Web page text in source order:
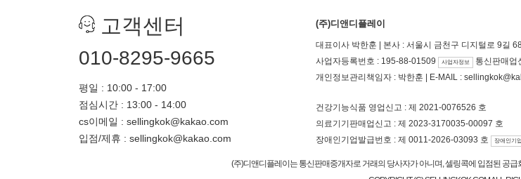
고객센터
010-8295-9665
평일 : 10:00 - 17:00
점심시간 : 13:00 - 14:00
cs이메일 : sellingkok@kakao.com
입점/제휴 : sellingkok@kakao.com
(주)디앤디플레이
대표이사 박한훈 | 본사 : 서울시 금천구 디지털로 9길
사업자등록번호 : 195-88-01509
사업자정보
통신판매업
개인정보관리책임자 : 박한훈 | E-MAIL :
건강기능식품 영업신고 : 제 2021-0076526 호
의료기기판매업신고 : 제 2023-3170035-00097 호
장애인기업발급번호 : 제 0011-2026-03093 호
장애인기
(주)디앤디플레이는 통신판매중개자로 거래의 당사자가 아니며, 셀링콕에 입점된 공